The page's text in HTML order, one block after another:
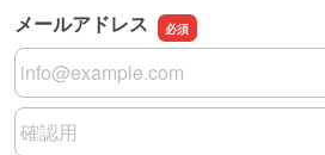
メールアドレス
メールアドレス
メールアドレスの確認用